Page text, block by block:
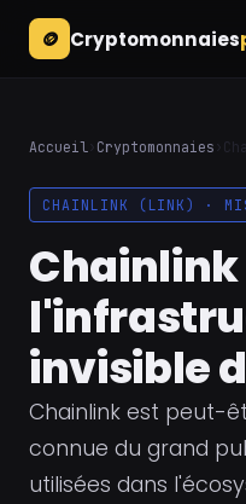
🪙 Cryptomonnaies
Accueil › Cryptomonnaies ›
CHAINLINK (LINK) ·
Chainlink
invisible
Chainlink est peut-
connue du grand
utilisées dans